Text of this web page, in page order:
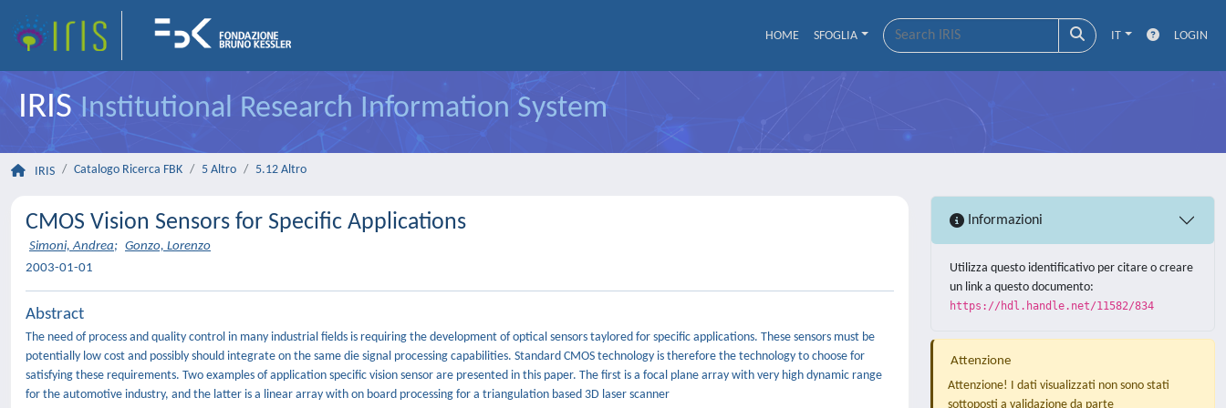
HOME SFOGLIA IT LOGIN
IRISInstitutional Research Information System
IRIS Catalogo Ricerca FBK 5 Altro 5.12 Altro
CMOS Vision Sensors for Specific Applications
Simoni, Andrea; Gonzo, Lorenzo
2003-01-01
Abstract
The need of process and quality control in many industrial fields is requiring the development of optical sensors taylored for specific applications. These sensors must be
potentially low cost and possibly should integrate on the same die signal processing capabilities. Standard CMOS technology is therefore the technology to choose for
satisfying these requirements. Two examples of application specific vision sensor are presented in this paper. The first is a focal plane array with very high dynamic range
for the automotive industry, and the latter is a linear array with on board processing for a triangulation based 3D laser scanner
Informazioni
Utilizza questo identificativo per citare o creare
un link a questo documento:
https://hdl.handle.net/11582/834
Attenzione
Attenzione! I dati visualizzati non sono stati
sottoposti a validazione da parte